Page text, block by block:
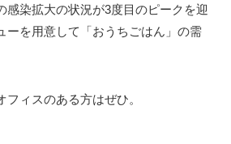
感染拡大の状況が3度目のピークを迎
ーを用意して「おうちごはん」の需
ィスのある方はぜひ。